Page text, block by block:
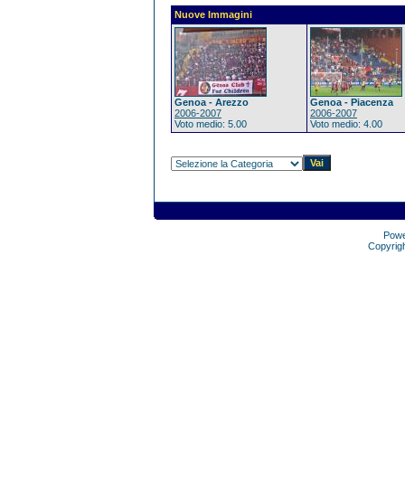
Nuove Immagini
Genoa - Arezzo
2006-2007
Voto medio: 5.00
Genoa - Piacenza
2006-2007
Voto medio: 4.00